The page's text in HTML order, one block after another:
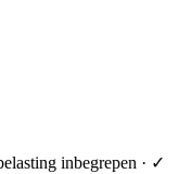
inbegrepen · ✓